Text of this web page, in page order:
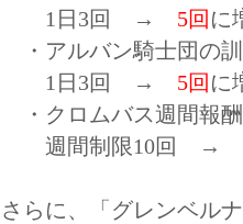
1日3回 → 5回 に
・アルバン騎士団の
1日3回 → 5回 に
・クロムバス週間報
週間制限10回 →
さらに、「グレンベル